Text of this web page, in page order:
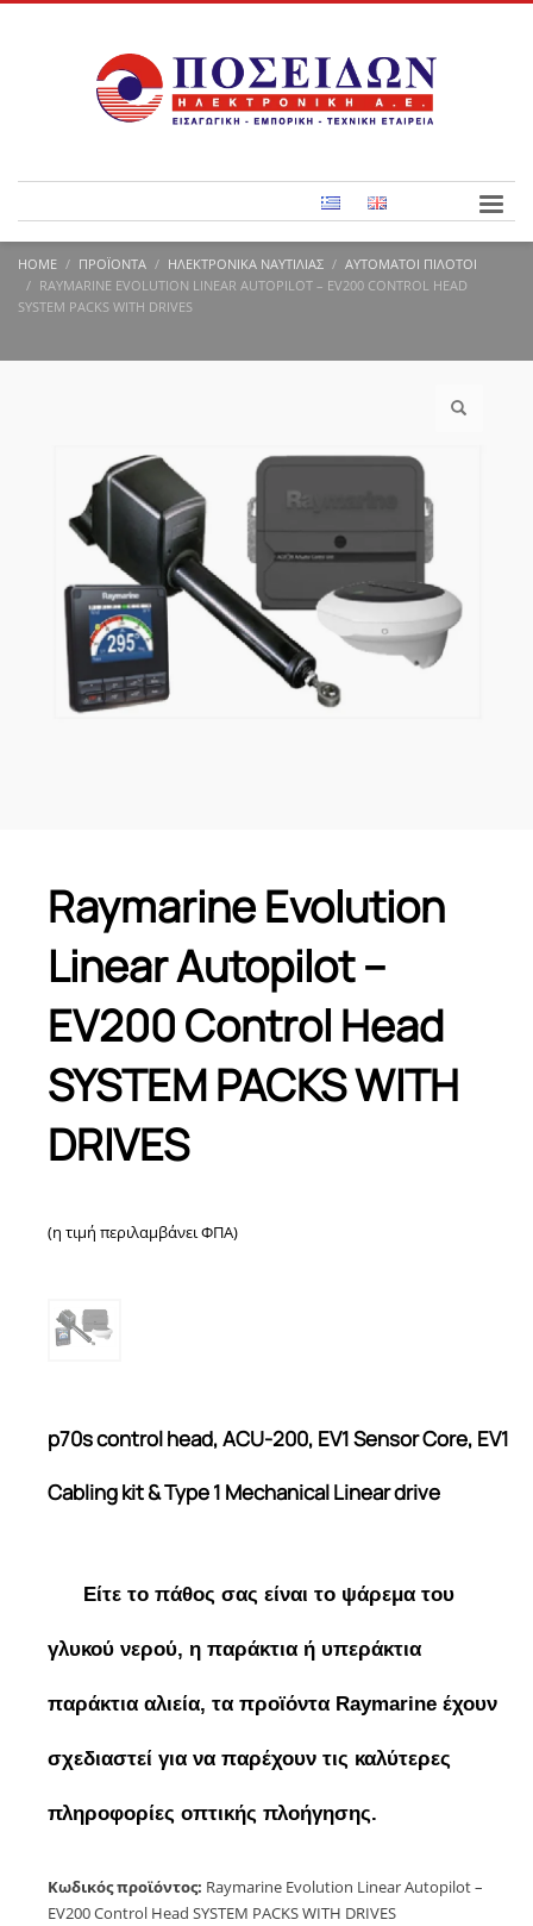
HOME ΠΡΟΪΌΝΤΑ ΗΛΕΚΤΡΟΝΙΚΆ ΝΑΥΤΙΛΊΑΣ
ΑΥΤΌΜΑΤΟΙ ΠΙΛΌΤΟΙ
RAYMARINE EVOLUTION LINEAR AUTOPILOT – EV200 CONTROL HEAD
SYSTEM PACKS WITH DRIVES
Raymarine Evolution
Linear Autopilot –
EV200 Control Head
SYSTEM PACKS WITH
DRIVES
(η τιμή περιλαμβάνει ΦΠΑ)
p70s control head, ACU-200, EV1 Sensor Core, EV1
Cabling kit & Type 1 Mechanical Linear drive
Είτε το πάθος σας είναι το ψάρεμα του
γλυκού νερού, η παράκτια ή υπεράκτια
παράκτια αλιεία, τα προϊόντα Raymarine έχουν
σχεδιαστεί για να παρέχουν τις καλύτερες
πληροφορίες οπτικής πλοήγησης.
Κωδικός προϊόντος: Raymarine Evolution Linear Autopilot –
EV200 Control Head SYSTEM PACKS WITH DRIVES